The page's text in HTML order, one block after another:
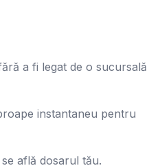
a fi legat de o sucursală
instantaneu pentru
află dosarul tău.